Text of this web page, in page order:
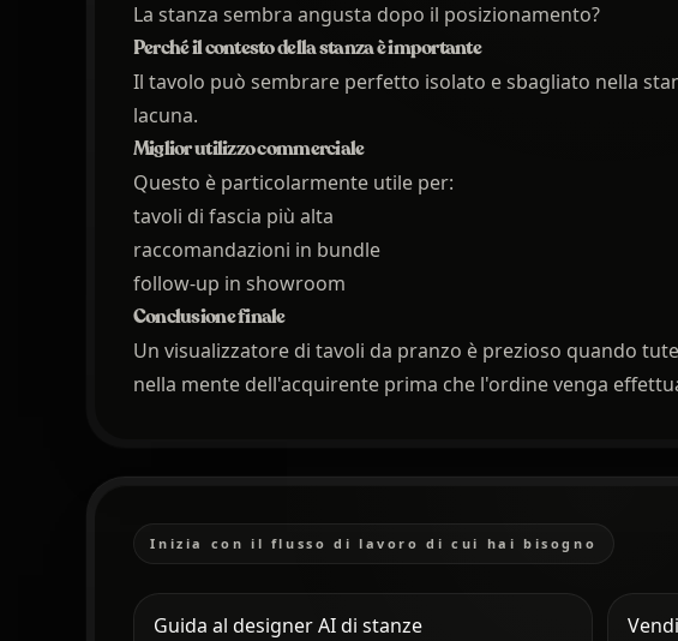
La stanza sembra angusta dopo il posizionamento?
Perché il contesto della stanza è importante
Il tavolo può sembrare perfetto isolato e sbagliato nella
lacuna.
Miglior utilizzo commerciale
Questo è particolarmente utile per:
tavoli di fascia più alta
raccomandazioni in bundle
follow-up in showroom
Conclusione finale
Un visualizzatore di tavoli da pranzo è prezioso quando
nella mente dell'acquirente prima che l'ordine venga
Inizia con il flusso di lavoro di cui hai bisogno
Guida al designer AI di stanze